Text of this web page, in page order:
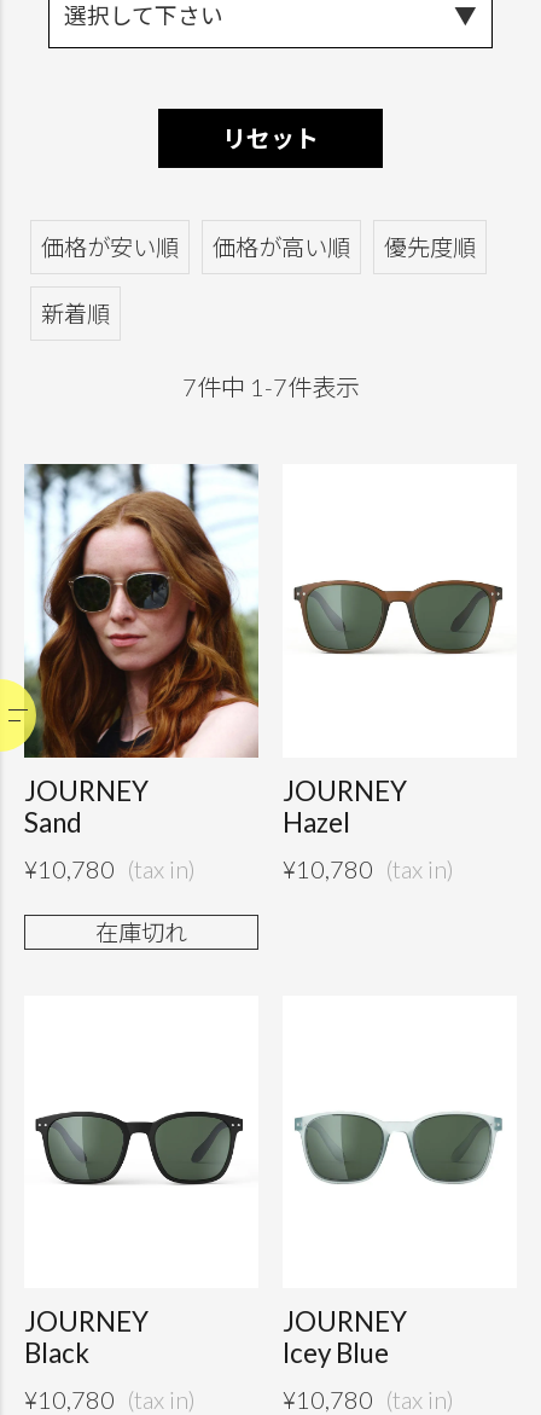
選択して下さい
リセット
価格が安い順 価格が高い順 優先度順
新着順
7件中 1 -7件表示
JOURNEY
Sand
¥10,780
在庫切れ
JOURNEY
Hazel
¥10,780
JOURNEY
Black
¥10,780
JOURNEY
Icey Blue
¥10,780